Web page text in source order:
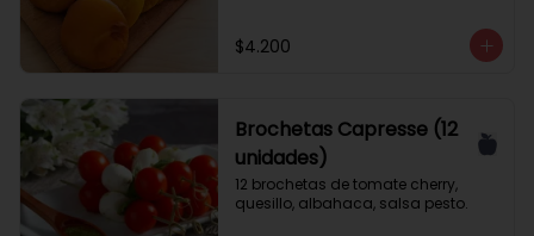
$4.200
Brochetas Capresse (12
unidades)
12 brochetas de tomate cherry,
quesillo, albahaca, salsa pesto.